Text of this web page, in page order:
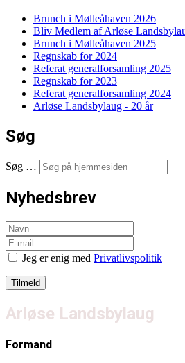
Brunch i Mølleåhaven 2026
Bliv Medlem af Arløse
Brunch i Mølleåhaven 2025
Regnskab for 2024
Referat generalforsamling 2025
Regnskab for 2023
Referat generalforsamling 2024
Arløse Landsbylaug - 20 år
Søg
Søg …
Nyhedsbrev
Jeg er enig med Privatlivspolitik
Arløse Landsbylaug
Formand